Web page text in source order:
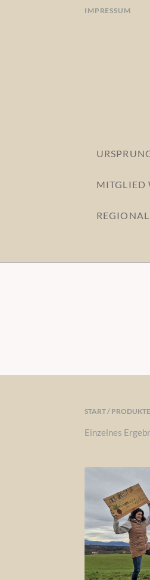
IMPRESSUM
MITGLIED
START/
Einzelnes